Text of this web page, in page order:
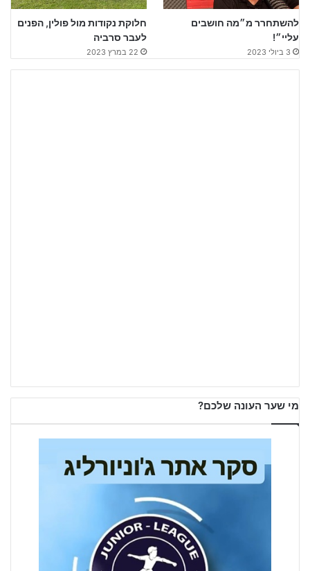
להשתחרר מ״מה חושבים
עליי״!
3 ביולי 2023
חלוקת נקודות מול פולין, הפנים
לעבר סרביה
22 במרץ 2023
מי שער העונה שלכם?